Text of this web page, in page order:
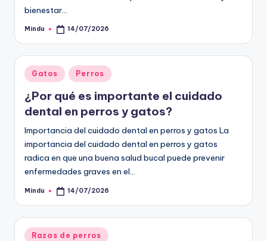
bienestar…
Publicado
Mindu 14/07/2026
Publicado
en
Gatos Perros
¿Por qué es importante el cuidado
dental en perros y gatos?
Importancia del cuidado dental en perros y gatos La
importancia del cuidado dental en perros y gatos
radica en que una buena salud bucal puede prevenir
enfermedades graves en el…
Publicado
Mindu 14/07/2026
Publicado
Razas de perros